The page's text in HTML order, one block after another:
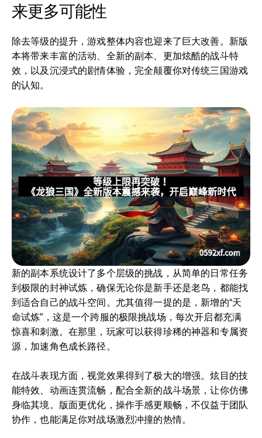
来更多可能性
除去等级的提升，游戏整体内容也迎来了巨大改善。新版
本将带来丰富的活动、全新的副本、更加炫酷的战斗特
效，以及沉浸式的剧情体验，完全颠覆你对传统三国游戏
的认知。
新的副本系统设计了多个层级的挑战，从简单的日常任务
到极限的封神试炼，确保无论你是新手还是老鸟，都能找
到适合自己的战斗空间。尤其值得一提的是，新增的“天
命试炼”，这是一个跨服的极限挑战场，每次开启都充满
惊喜和刺激。在那里，玩家可以获得珍稀的神器和专属资
源，加速角色成长路径。
在战斗表现方面，视觉效果得到了极大的增强。炫目的技
能特效、动画连贯流畅，配合全新的战斗场景，让你仿佛
身临其境。版面更优化，操作手感更顺畅，不仅益于团队
协作，也能满足你对战场激烈冲撞的热情。